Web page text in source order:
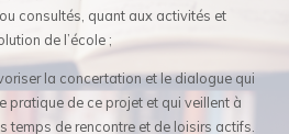
consultés, quant aux activités et
de l’école ;
la concertation et le dialogue qui
pratique de ce projet et qui veillent à
temps de rencontre et de loisirs actifs.